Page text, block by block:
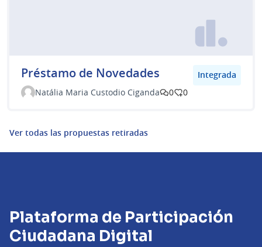
Préstamo de Novedades
Integrada
Natália Maria Custodio Ciganda
0 0
Ver todas las propuestas retiradas
Plataforma de Participación
Ciudadana Digital